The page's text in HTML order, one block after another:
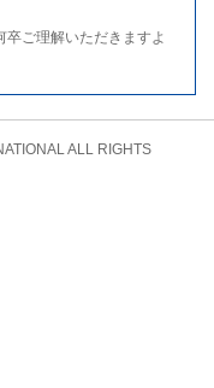
ご理解いただきますよ